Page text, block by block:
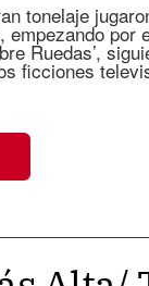
tonelaje
empezando por
Ruedas’,
ficciones